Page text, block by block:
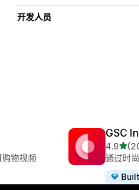
开发人员
物视频
GSC
4.9星（
总共
通过时